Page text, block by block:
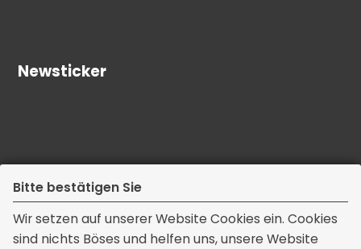
Bitte bestätigen Sie
Wir setzen auf unserer Website Cookies ein. Cookies
sind nichts Böses und helfen uns, unsere Website
Newsticker